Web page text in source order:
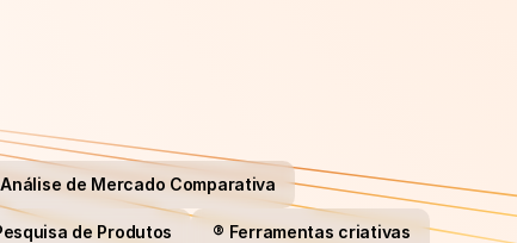
de Mercado Comparativa
de Produtos ®️ Ferramentas criativas